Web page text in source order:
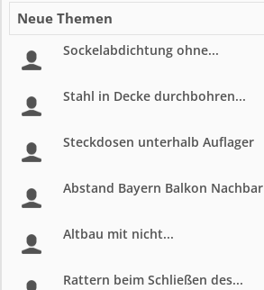
Neue Themen
Sockelabdichtung ohne...
Stahl in Decke durchbohren...
Steckdosen unterhalb Auflager
Abstand Bayern Balkon Nachbar
Altbau mit nicht...
Rattern beim Schließen des...